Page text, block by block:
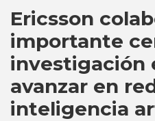
Ericsson
importante
investigación
avanzar en
inteligencia